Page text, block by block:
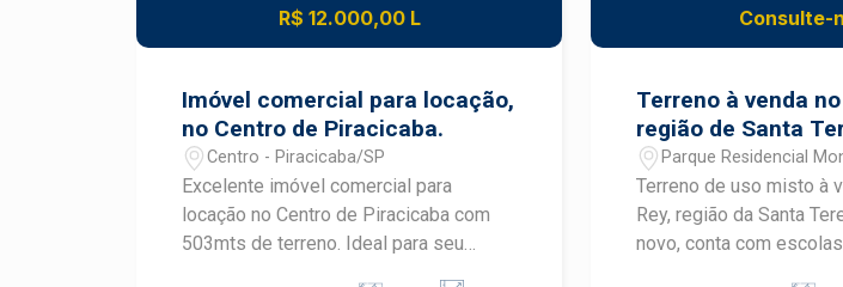
útil como alojamento,
necessidade Construa seu futuro com
quem é agente de
mercado imobiliário de
Agende sua
R$ 12.000,00 L
Imóvel comercial para locação,
no Centro de Piracicaba.
Centro - Piracicaba/SP
Excelente imóvel comercial para
locação no Centro de Piracicaba com
503mts de terreno. Ideal para seu
Consulte-
Terreno à venda
região de Santa
Parque Residencial
Piracicaba/SP
Terreno de uso misto à
Rey, região da Santa
novo, conta com